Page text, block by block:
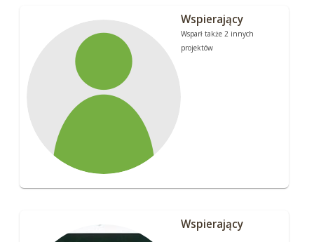
Wspierający
Wsparł także 2 innych
projektów
Wspierający